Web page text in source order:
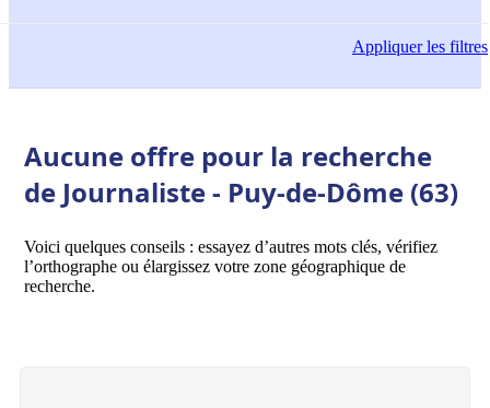
Appliquerles filtres
Aucune offre pour la recherche
de Journaliste - Puy-de-Dôme (63)
Voici quelques conseils : essayez d’autres mots clés, vérifiez
l’orthographe ou élargissez votre zone géographique de
recherche.